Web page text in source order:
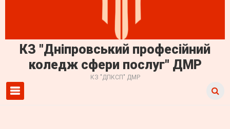
КЗ "Дніпровський професійний
коледж сфери послуг" ДМР
КЗ "ДПКСП" ДМР